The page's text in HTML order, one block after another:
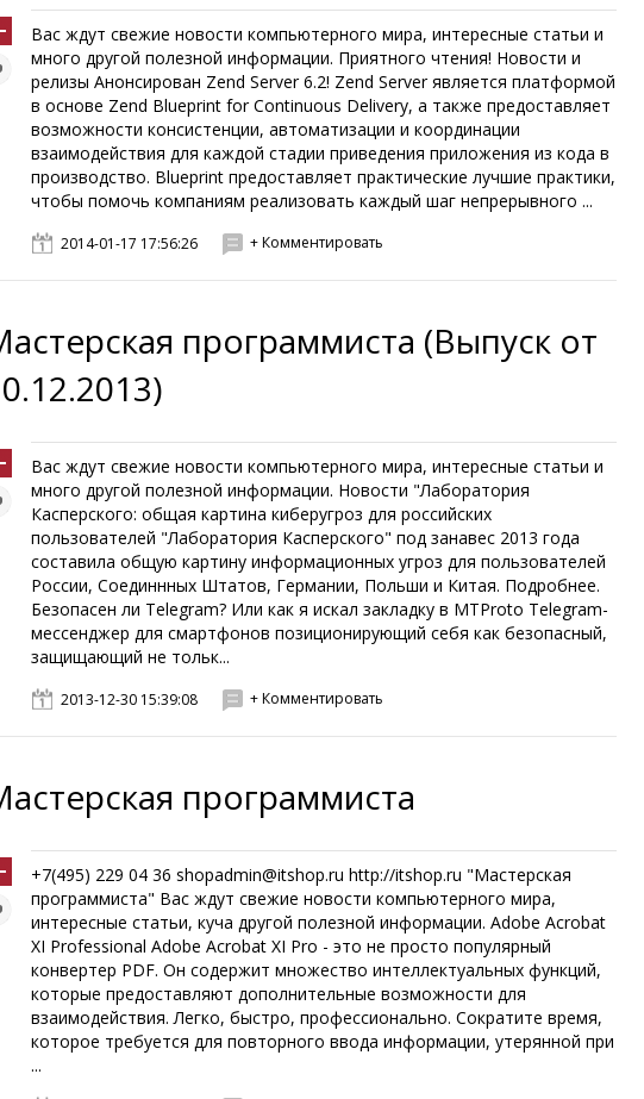
Вас ждут свежие новости компьютерного мира, интересные статьи и
много другой полезной информации. Приятного чтения! Новости и
релизы Анонсирован Zend Server 6.2! Zend Server является платформой
в основе Zend Blueprint for Continuous Delivery, а также предоставляет
возможности консистенции, автоматизации и координации
взаимодействия для каждой стадии приведения приложения из кода в
производство. Blueprint предоставляет практические лучшие практики,
чтобы помочь компаниям реализовать каждый шаг непрерывного ...
2014-01-17 17:56:26 + Комментировать
программиста (Выпуск от
Вас ждут свежие новости компьютерного мира, интересные статьи и
много другой полезной информации. Новости "Лаборатория
Касперского: общая картина киберугроз для российских
пользователей "Лаборатория Касперского" под занавес 2013 года
составила общую картину информационных угроз для пользователей
России, Соединнных Штатов, Германии, Польши и Китая. Подробнее.
Безопасен ли Telegram? Или как я искал закладку в MTProto Telegram-
мессенджер для смартфонов позиционирующий себя как безопасный,
защищающий не тольк...
2013-12-30 15:39:08 + Комментировать
программиста
+7(495) 229 04 36 shopadmin@itshop.ru http://itshop.ru "Мастерская
программиста" Вас ждут свежие новости компьютерного мира,
интересные статьи, куча другой полезной информации. Adobe Acrobat
XI Professional Adobe Acrobat XI Pro - это не просто популярный
конвертер PDF. Он содержит множество интеллектуальных функций,
которые предоставляют дополнительные возможности для
взаимодействия. Легко, быстро, профессионально. Сократите время,
которое требуется для повторного ввода информации, утерянной при
...